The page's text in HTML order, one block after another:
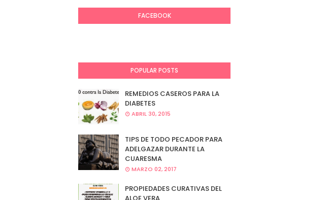
FACEBOOK
POPULAR POSTS
REMEDIOS CASEROS PARA LA
DIABETES
ABRIL 30, 2015
TIPS DE TODO PECADOR PARA
ADELGAZAR DURANTE LA
CUARESMA
MARZO 02, 2017
PROPIEDADES CURATIVAS DEL